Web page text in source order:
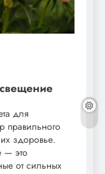
для
правильного
здоровье.
— это
от сильных